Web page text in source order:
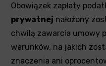
Obowiązek zapłaty
prywatnej nałożony
chwilą zawarcia umowy
warunków, na jakich
znaczenia ani